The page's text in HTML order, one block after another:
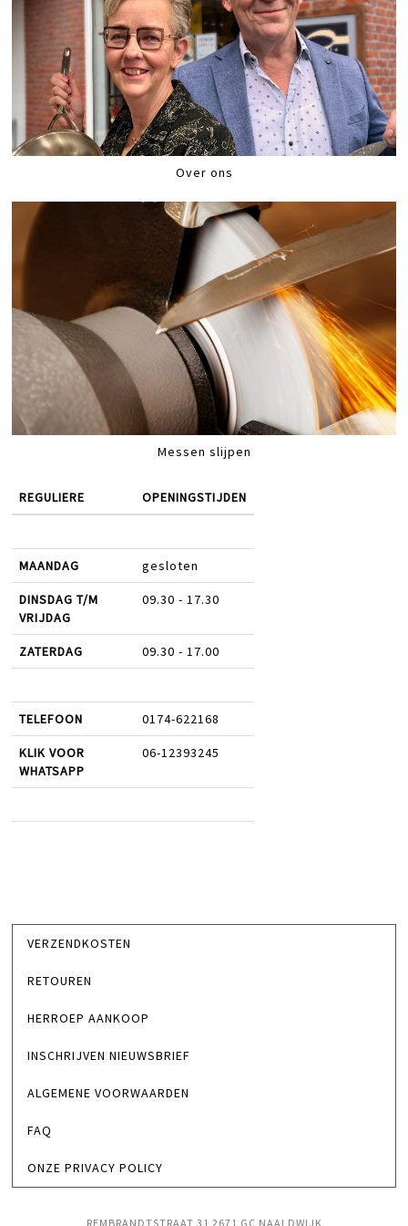
Over ons
Messen slijpen
REGULIERE OPENINGSTIJDEN
MAANDAG gesloten
DINSDAG T/M
VRIJDAG
09.30 - 17.30
ZATERDAG 09.30 - 17.00
TELEFOON 0174-622168
KLIK VOOR
WHATSAPP
06-12393245
VERZENDKOSTEN
RETOUREN
HERROEP AANKOOP
INSCHRIJVEN NIEUWSBRIEF
ALGEMENE VOORWAARDEN
FAQ
ONZE PRIVACY POLICY
REMBRANDTSTRAAT 31 2671 GC NAALDWIJK